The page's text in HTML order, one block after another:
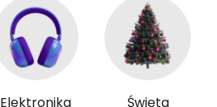
Elektronika Święta